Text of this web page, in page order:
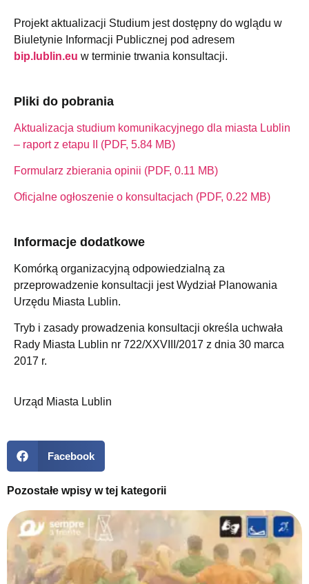
Projekt aktualizacji Studium jest dostępny do wglądu w
Biuletynie Informacji Publicznej pod adresem
bip.lublin.eu w terminie trwania konsultacji.
Pliki do pobrania
Aktualizacja studium komunikacyjnego dla miasta Lublin
– raport z etapu II (PDF, 5.84 MB)
Formularz zbierania opinii (PDF, 0.11 MB)
Oficjalne ogłoszenie o konsultacjach (PDF, 0.22 MB)
Informacje dodatkowe
Komórką organizacyjną odpowiedzialną za
przeprowadzenie konsultacji jest Wydział Planowania
Urzędu Miasta Lublin.
Tryb i zasady prowadzenia konsultacji określa uchwała
Rady Miasta Lublin nr 722/XXVIII/2017 z dnia 30 marca
2017 r.
Urząd Miasta Lublin
Facebook
Pozostałe wpisy w tej kategorii